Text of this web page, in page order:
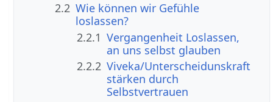
2.2 Wie können wir Gefühle
loslassen?
2.2.1 Vergangenheit Loslassen,
an uns selbst glauben
2.2.2 Viveka/Unterscheidunskraft
stärken durch
Selbstvertrauen